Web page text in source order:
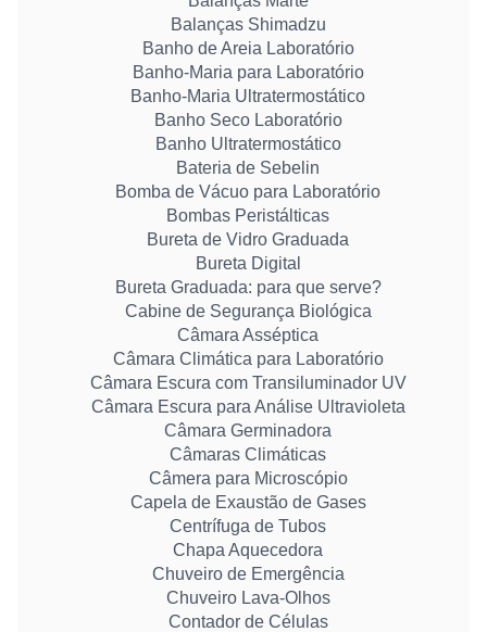
Balanças Shimadzu
Banho de Areia Laboratório
Banho-Maria para Laboratório
Banho-Maria Ultratermostático
Banho Seco Laboratório
Banho Ultratermostático
Bateria de Sebelin
Bomba de Vácuo para Laboratório
Bombas Peristálticas
Bureta de Vidro Graduada
Bureta Digital
Bureta Graduada: para que serve?
Cabine de Segurança Biológica
Câmara Asséptica
Câmara Climática para Laboratório
Câmara Escura com Transiluminador UV
Câmara Escura para Análise Ultravioleta
Câmara Germinadora
Câmaras Climáticas
Câmera para Microscópio
Capela de Exaustão de Gases
Centrífuga de Tubos
Chapa Aquecedora
Chuveiro de Emergência
Chuveiro Lava-Olhos
Contador de Células